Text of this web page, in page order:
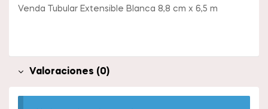
Venda Tubular Extensible Blanca 8,8 cm x 6,5 m
Valoraciones (0)